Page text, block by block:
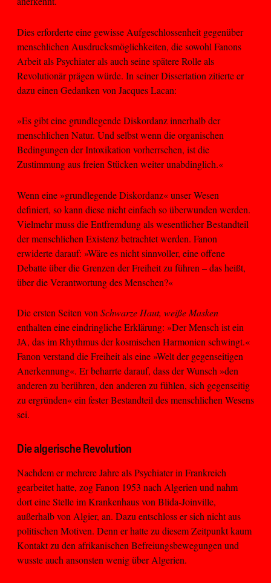
Dies erforderte eine gewisse Aufgeschlossenheit gegenüber
menschlichen Ausdrucksmöglichkeiten, die sowohl Fanons
Arbeit als Psychiater als auch seine spätere Rolle als
Revolutionär prägen würde. In seiner Dissertation zitierte er
dazu einen Gedanken von Jacques Lacan:
»Es gibt eine grundlegende Diskordanz innerhalb der
menschlichen Natur. Und selbst wenn die organischen
Bedingungen der Intoxikation vorherrschen, ist die
Zustimmung aus freien Stücken weiter unabdinglich.«
Wenn eine »grundlegende Diskordanz« unser Wesen
definiert, so kann diese nicht einfach so überwunden werden.
Vielmehr muss die Entfremdung als wesentlicher Bestandteil
der menschlichen Existenz betrachtet werden. Fanon
erwiderte darauf: »Wäre es nicht sinnvoller, eine offene
Debatte über die Grenzen der Freiheit zu führen – das heißt,
über die Verantwortung des Menschen?«
Die ersten Seiten von Schwarze Haut, weiße Masken
enthalten eine eindringliche Erklärung: »Der Mensch ist ein
JA, das im Rhythmus der kosmischen Harmonien schwingt.«
Fanon verstand die Freiheit als eine »Welt der gegenseitigen
Anerkennung«. Er beharrte darauf, dass der Wunsch »den
anderen zu berühren, den anderen zu fühlen, sich gegenseitig
zu ergründen« ein fester Bestandteil des menschlichen Wesens
sei.
Die algerische Revolution
Nachdem er mehrere Jahre als Psychiater in Frankreich
gearbeitet hatte, zog Fanon 1953 nach Algerien und nahm
dort eine Stelle im Krankenhaus von Blida-Joinville,
außerhalb von Algier, an. Dazu entschloss er sich nicht aus
politischen Motiven. Denn er hatte zu diesem Zeitpunkt kaum
Kontakt zu den afrikanischen Befreiungsbewegungen und
wusste auch ansonsten wenig über Algerien.